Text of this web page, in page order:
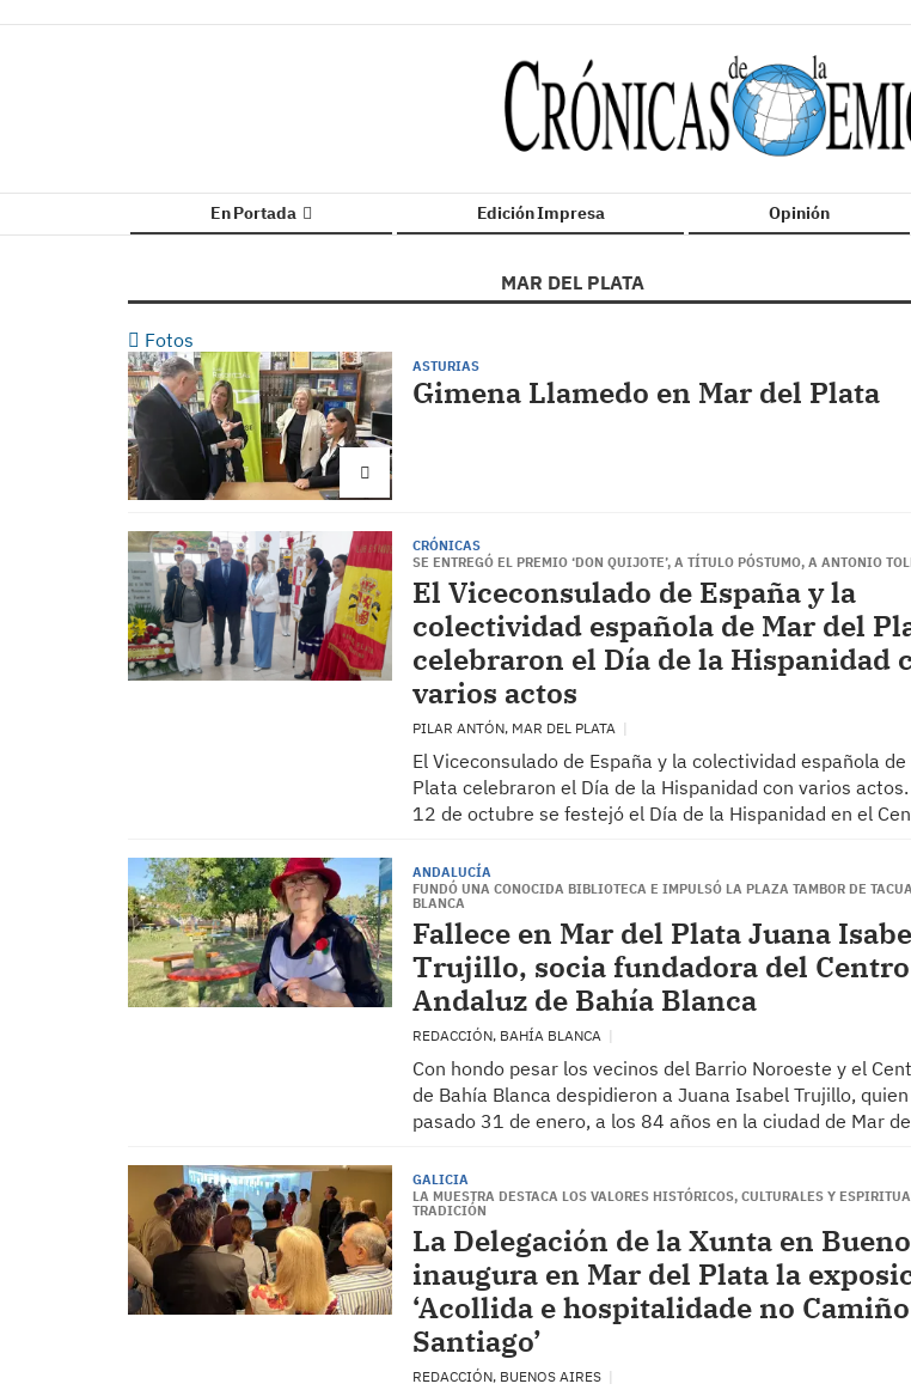
En Portada Edición Impresa Opinión
MAR DEL PLATA
Fotos
ASTURIAS
Gimena Llamedo en Mar del Plata
CRÓNICAS
SE ENTREGÓ EL PREMIO ‘DON QUIJOTE’, A TÍTULO PÓSTUMO, A ANTONIO
El Viceconsulado de España y la
colectividad española de Mar del
celebraron el Día de la Hispanidad
varios actos
PILAR ANTÓN, MAR DEL PLATA
El Viceconsulado de España y la colectividad española
Plata celebraron el Día de la Hispanidad con varios
12 de octubre se festejó el Día de la Hispanidad en el
ANDALUCÍA
FUNDÓ UNA CONOCIDA BIBLIOTECA E IMPULSÓ LA PLAZA TAMBOR DE
BLANCA
Fallece en Mar del Plata Juana
Trujillo, socia fundadora del Centro
Andaluz de Bahía Blanca
REDACCIÓN, BAHÍA BLANCA
Con hondo pesar los vecinos del Barrio Noroeste y el
de Bahía Blanca despidieron a Juana Isabel Trujillo,
pasado 31 de enero, a los 84 años en la ciudad de Mar
GALICIA
LA MUESTRA DESTACA LOS VALORES HISTÓRICOS, CULTURALES Y
TRADICIÓN
La Delegación de la Xunta en
inaugura en Mar del Plata la
‘Acollida e hospitalidade no
Santiago’
REDACCIÓN, BUENOS AIRES